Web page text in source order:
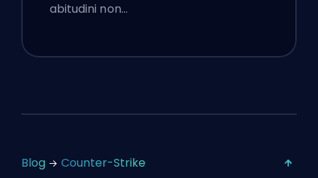
abitudini non…
Blog Counter-Strike